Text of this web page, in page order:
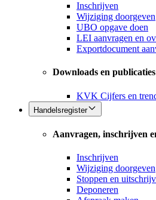
Inschrijven
Wijziging doorgeven
UBO opgave doen
LEI aanvragen en
Exportdocument
Downloads en publicaties
KVK Cijfers en
Handelsregister
Aanvragen, inschrijven
Inschrijven
Wijziging doorgeven
Stoppen en
Deponeren